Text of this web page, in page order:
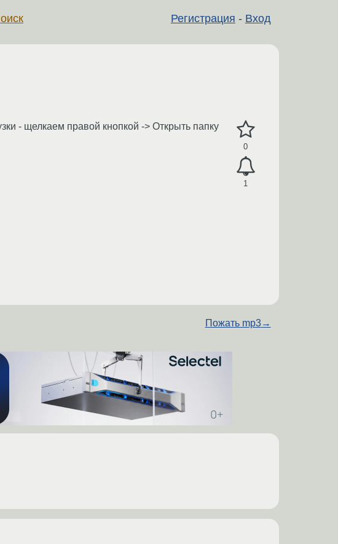
Регистрация - Вход
0
1
- щелкаем правой кнопкой -> Открыть папку
Пожать mp3→